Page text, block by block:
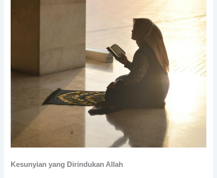
Kesunyian yang Dirindukan Allah